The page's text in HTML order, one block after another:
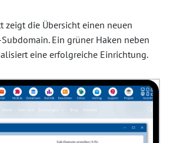
zeigt die Übersicht einen neuen
Ein grüner Haken neben
eine erfolgreiche Einrichtung.